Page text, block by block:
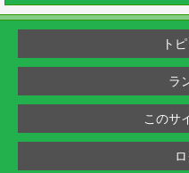
ト
ラ
このサ